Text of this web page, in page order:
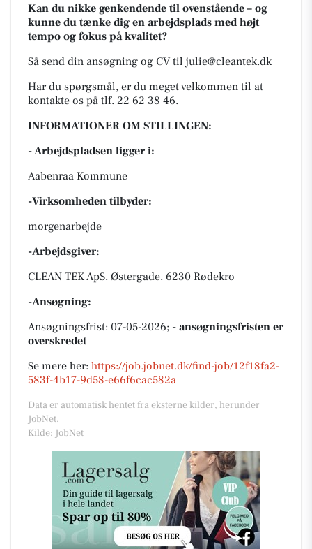
Kan du nikke genkendende til ovenstående – og
kunne du tænke dig en arbejdsplads med højt
tempo og fokus på kvalitet?
Så send din ansøgning og CV til julie@cleantek.dk
Har du spørgsmål, er du meget velkommen til at
kontakte os på tlf. 22 62 38 46.
INFORMATIONER OM STILLINGEN:
- Arbejdspladsen ligger i:
Aabenraa Kommune
-Virksomheden tilbyder:
morgenarbejde
-Arbejdsgiver:
CLEAN TEK ApS, Østergade, 6230 Rødekro
-Ansøgning:
Ansøgningsfrist: 07-05-2026; - ansøgningsfristen er
overskredet
Se mere her: https://job.jobnet.dk/find-job/12f18fa2-
583f-4b17-9d58-e66f6cac582a
Data er automatisk hentet fra eksterne kilder, herunder
JobNet.
Kilde: JobNet